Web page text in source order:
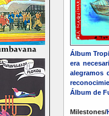
Álbum
era
alegramos
Álbum de
Milestones/